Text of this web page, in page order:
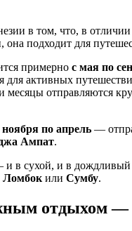
в том, что, в
она подходит для
примерно с мая по
для активных
месяцы отправляются
ноября по апрель —
Ампат.
в сухой, и в
Ломбокили Сумбу.
отдыхом —